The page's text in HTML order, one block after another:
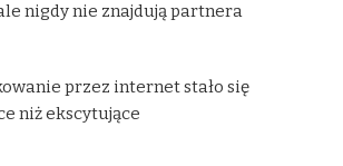
nigdy nie znajdują partnera
przez internet stało się
niż ekscytujące